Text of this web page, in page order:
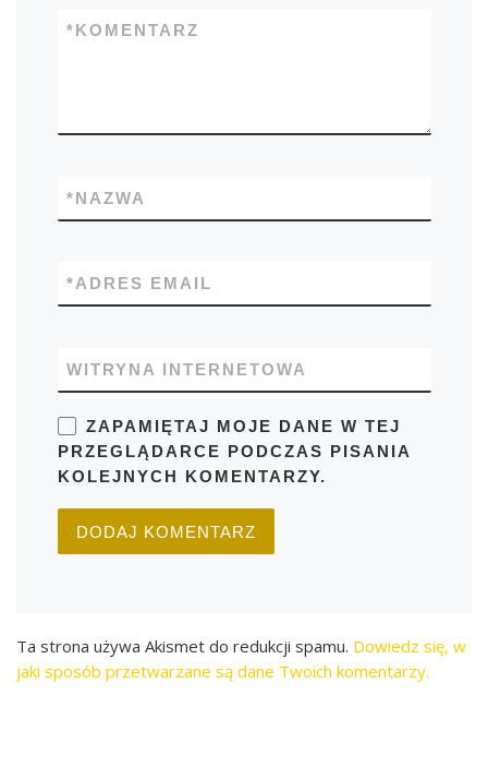
KOMENTARZ
*
NAZWA
*
ADRES EMAIL
*
WITRYNA INTERNETOWA
ZAPAMIĘTAJ MOJE DANE W TEJ
PRZEGLĄDARCE PODCZAS PISANIA
KOLEJNYCH KOMENTARZY.
Ta strona używa Akismet do redukcji spamu. Dowiedz się, w
jaki sposób przetwarzane są dane Twoich komentarzy.